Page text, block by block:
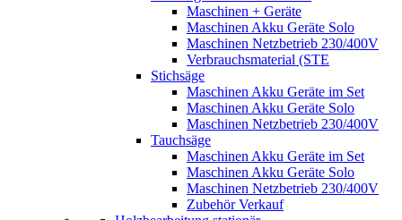
Maschinen + Geräte
Maschinen Akku Geräte Solo
Maschinen Netzbetrieb 230/400V
Verbrauchsmaterial (STE
Stichsäge
Maschinen Akku Geräte im Set
Maschinen Akku Geräte Solo
Maschinen Netzbetrieb 230/400V
Tauchsäge
Maschinen Akku Geräte im Set
Maschinen Akku Geräte Solo
Maschinen Netzbetrieb 230/400V
Zubehör Verkauf